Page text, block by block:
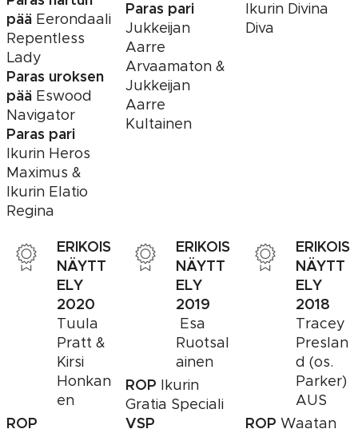
pää Eerondaali
Repentless
Lady
Paras uroksen
pää Eswood
Navigator
Paras pari
Ikurin Heros
Maximus &
Ikurin Elatio
Regina
Paras pari
Jukkeijan
Aarre
Arvaamaton &
Jukkeijan
Aarre
Kultainen
Ikurin Divina
Diva
ERIKOIS
NÄYTT
ELY
2020
Tuula
Pratt &
Kirsi
Honkan
en
ROP
ERIKOIS
NÄYTT
ELY
2019
Esa
Ruotsal
ainen
ROP Ikurin
Gratia Speciali
VSP
ERIKOIS
NÄYTT
ELY
2018
Tracey
Preslan
d (os.
Parker)
AUS
ROP Waatan